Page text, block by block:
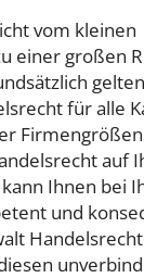
vom kleinen
einer großen
für alle
auf
Ihnen bei
und